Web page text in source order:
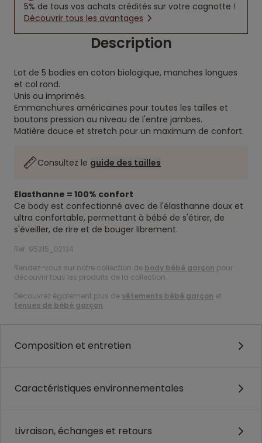
5% de tous vos achats crédités sur votre cagnotte !
Découvrir tous les avantages
Description
Lot de 5 bodies en coton biologique, manches longues
et col rond.
Unis ou imprimés.
Emmanchures américaines pour toutes les tailles et
boutons pression au niveau de l'entre jambes.
Matière douce et stretch pour un maximum de confort.
Consultez le guide des tailles
Elasthanne = 100% confort
Ce body est confectionné avec de l'élasthanne doux et
ultra confortable, permettant à bébé de s'étirer, de
s'éveiller, de rire et de bouger librement.
Ref. 95315_02134
Rendez-vous sur notre collection de body bébé garçon pour
découvrir tous les produits de la collection.
Découvrez également plus devêtements bébé garçon et
tenues de bébé garçon.
Composition et entretien
Caractéristiques environnementales
Livraison, échanges et retours